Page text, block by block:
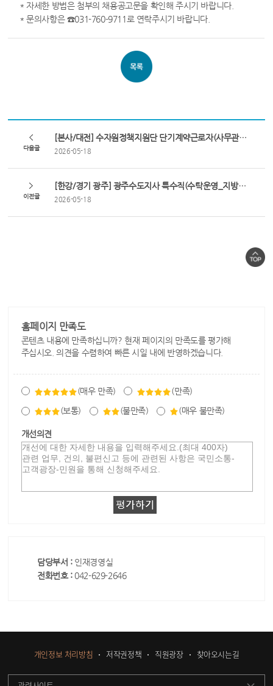
* 자세한 방법은 첨부의 채용공고문을 확인해 주시기 바랍니다.
* 문의사항은 ☎031-760-9711로 연락주시기 바랍니다.
다음글
[본사/대전] 수자원정책지원단 단기계약근로자(사무관리) 채용 공고
2026-05-18
이전글
[한강/경기 광주] 광주수도지사 특수직(수탁운영_지방상수도 시설운영(계량기 유지관리)) 채용
2026-05-18
홈페이지 만족도
콘텐츠 내용에 만족하십니까? 현재 페이지의 만족도를 평가해
주십시오. 의견을 수렴하여 빠른 시일 내에 반영하겠습니다.
(매우 만족) (만족)
(보통) (불만족) (매우 불만족)
개선의견
담당부서 : 인재경영실
전화번호 : 042-629-2646
개인정보 처리방침 저작권정책 직원광장 찾아오시는길